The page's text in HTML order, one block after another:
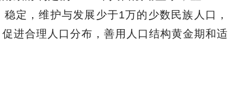
定，维护与发展少于1万的少数民族人口，
进合理人口分布，善用人口结构黄金期和适